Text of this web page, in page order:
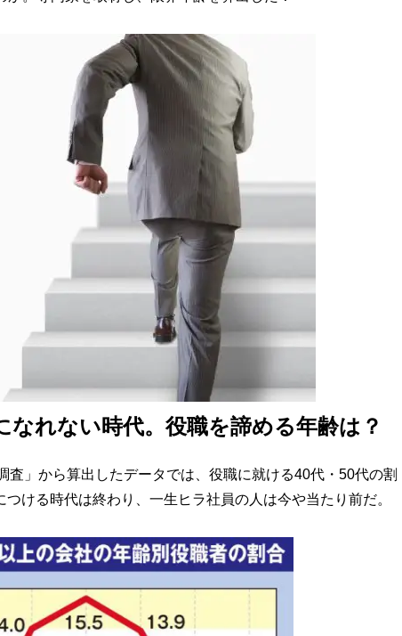
れない時代。役職を諦める年齢は？
」から算出したデータでは、役職に就ける40代・50代の割
ける時代は終わり、一生ヒラ社員の人は今や当たり前だ。